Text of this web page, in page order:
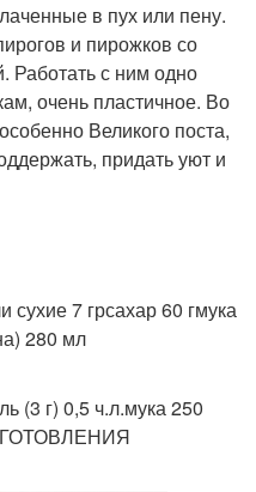
в пух или пену.
и пирожков со
Работать с ним одно
очень пластичное. Во
Великого поста,
придать уют и
7 грсахар 60 гмука
280 мл
(3 г) 0,5 ч.л.мука 250